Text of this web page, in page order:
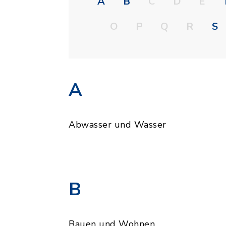
O
P Q R S
A
Abwasser und Wasser
B